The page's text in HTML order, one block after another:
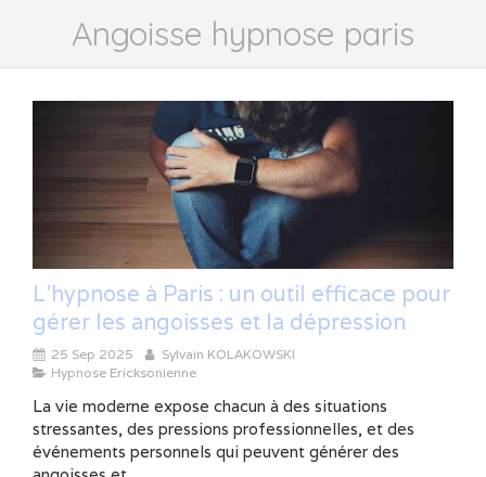
Angoisse hypnose paris
L’hypnose à Paris : un outil efficace pour
gérer les angoisses et la dépression
25 Sep 2025
Sylvain KOLAKOWSKI
Hypnose Ericksonienne
La vie moderne expose chacun à des situations
stressantes, des pressions professionnelles, et des
événements personnels qui peuvent générer des